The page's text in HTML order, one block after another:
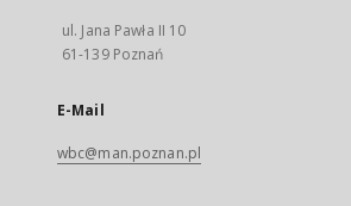
ul. Jana Pawła II 10
61-139 Poznań
E-Mail
wbc@man.poznan.pl